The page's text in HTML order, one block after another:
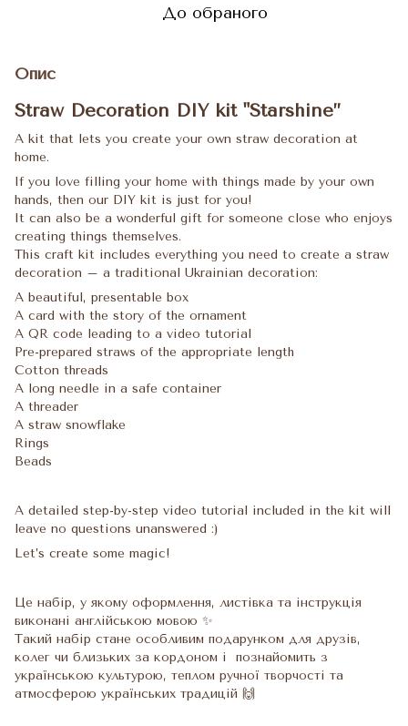
До обраного
Опис
Straw Decoration DIY kit "Starshine”
A kit that lets you create your own straw decoration at
home.
If you love filling your home with things made by your own
hands, then our DIY kit is just for you!
It can also be a wonderful gift for someone close who enjoys
creating things themselves.
This craft kit includes everything you need to create a straw
decoration – a traditional Ukrainian decoration:
A beautiful, presentable box
A card with the story of the ornament
A QR code leading to a video tutorial
Pre-prepared straws of the appropriate length
Cotton threads
A long needle in a safe container
A threader
A straw snowflake
Rings
Beads
A detailed step-by-step video tutorial included in the kit will
leave no questions unanswered :)
Let’s create some magic!
Це набір, у якому оформлення, листівка та інструкція
виконані англійською мовою ✨
Такий набір стане особливим подарунком для друзів,
колег чи близьких за кордоном і познайомить з
українською культурою, теплом ручної творчості та
атмосферою українських традицій 🙌